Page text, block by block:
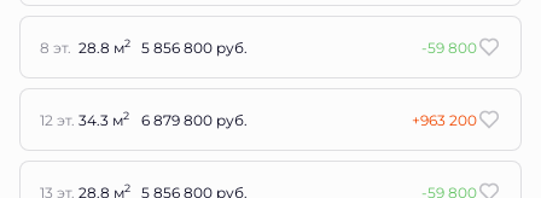
8 эт. 28.8 м2 5 856 800 руб. -59 800
12 эт. 34.3 м2 6 879 800 руб. +963 200
13 эт. 28.8 м2 5 856 800 руб. -59 800